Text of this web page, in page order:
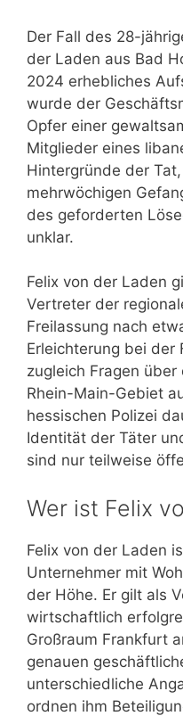
Der Fall des 28-
der Laden aus Bad
2024 erhebliches
wurde der
Opfer einer
Mitglieder eines
Hintergründe der
mehrwöchigen
des geforderten
unklar.
Felix von der Laden
Vertreter der
Freilassung nach
Erleichterung bei der
zugleich Fragen
Rhein-Main-Gebiet
hessischen Polizei
Identität der Täter
sind nur teilweise
Wer ist Felix
Felix von der Laden
Unternehmer mit
der Höhe. Er gilt als
wirtschaftlich
Großraum Frankfurt
genauen
unterschiedliche
ordnen ihm